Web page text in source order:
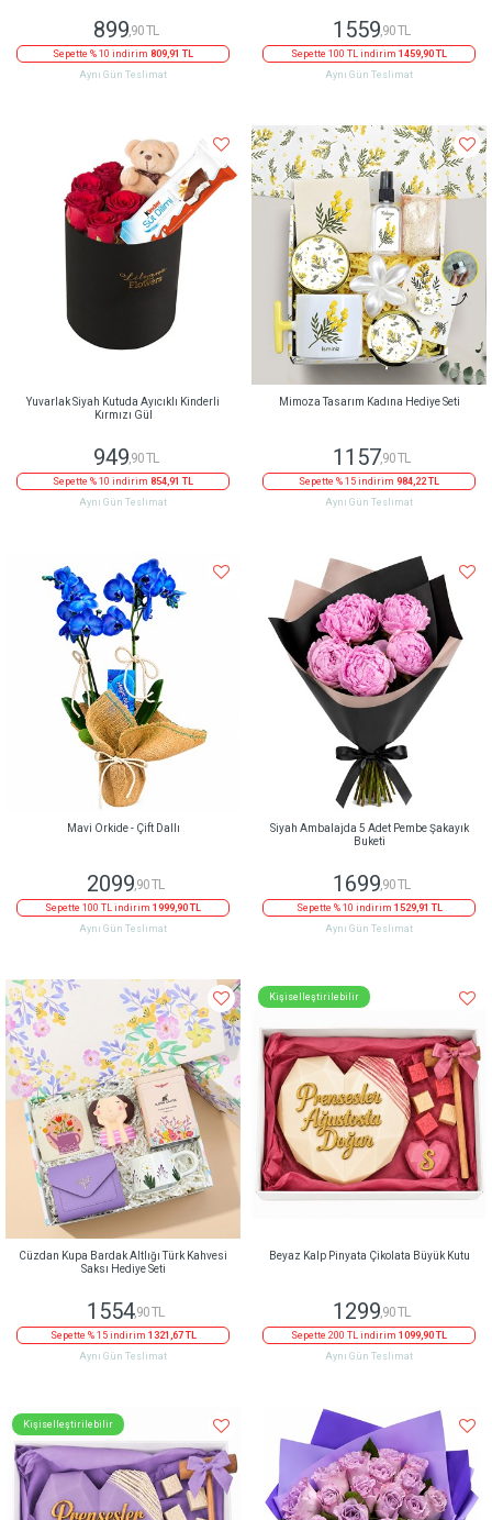
899,90 TL
Sepette % 10 indirim 809,91 TL
Aynı Gün Teslimat
1559,90 TL
Sepette 100 TL indirim 1459,90 TL
Aynı Gün Teslimat
Yuvarlak Siyah Kutuda Ayıcıklı Kinderli
Kırmızı Gül
949,90 TL
Sepette % 10 indirim 854,91 TL
Aynı Gün Teslimat
Mimoza Tasarım Kadına Hediye Seti
1157,90 TL
Sepette % 15 indirim 984,22 TL
Aynı Gün Teslimat
Mavi Orkide - Çift Dallı
2099,90 TL
Sepette 100 TL indirim 1999,90 TL
Aynı Gün Teslimat
Siyah Ambalajda 5 Adet Pembe Şakayık
Buketi
1699,90 TL
Sepette % 10 indirim 1529,91 TL
Aynı Gün Teslimat
Cüzdan Kupa Bardak Altlığı Türk Kahvesi
Saksı Hediye Seti
1554,90 TL
Sepette % 15 indirim 1321,67 TL
Aynı Gün Teslimat
Kişiselleştirilebilir
Beyaz Kalp Pinyata Çikolata Büyük Kutu
1299 ,90 TL
Sepette 200 TL indirim 1099,90 TL
Aynı Gün Teslimat
Kişiselleştirilebilir